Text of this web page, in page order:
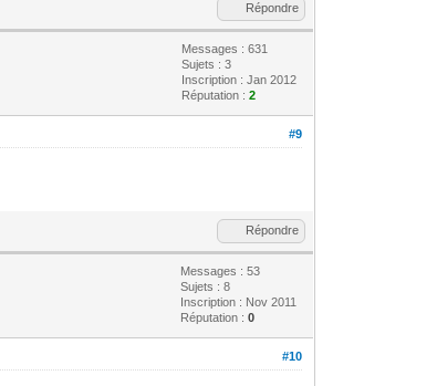
Répondre
Messages : 631
Sujets : 3
Inscription : Jan 2012
Réputation :2
#9
Répondre
Messages : 53
Sujets : 8
Inscription : Nov 2011
Réputation :0
#10